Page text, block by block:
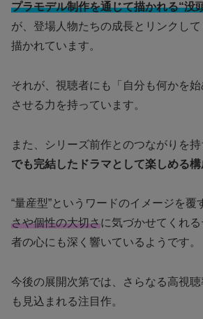
プラモデル制作を通じて描かれる“没
が、登場人物たちの成長とリンクし
描かれています。
それが、視聴者にも「自分も何かを
させる力を持っています。
また、シリーズ前作とのつながりを持
でも完結したドラマとして楽しめる構
“量産型”というワードのイメージを覆
さや個性の大切さに気づかせてくれ
者の心にも深く響いているようです。
今後の展開次第では、さらなる高視
も見込まれる注目作。